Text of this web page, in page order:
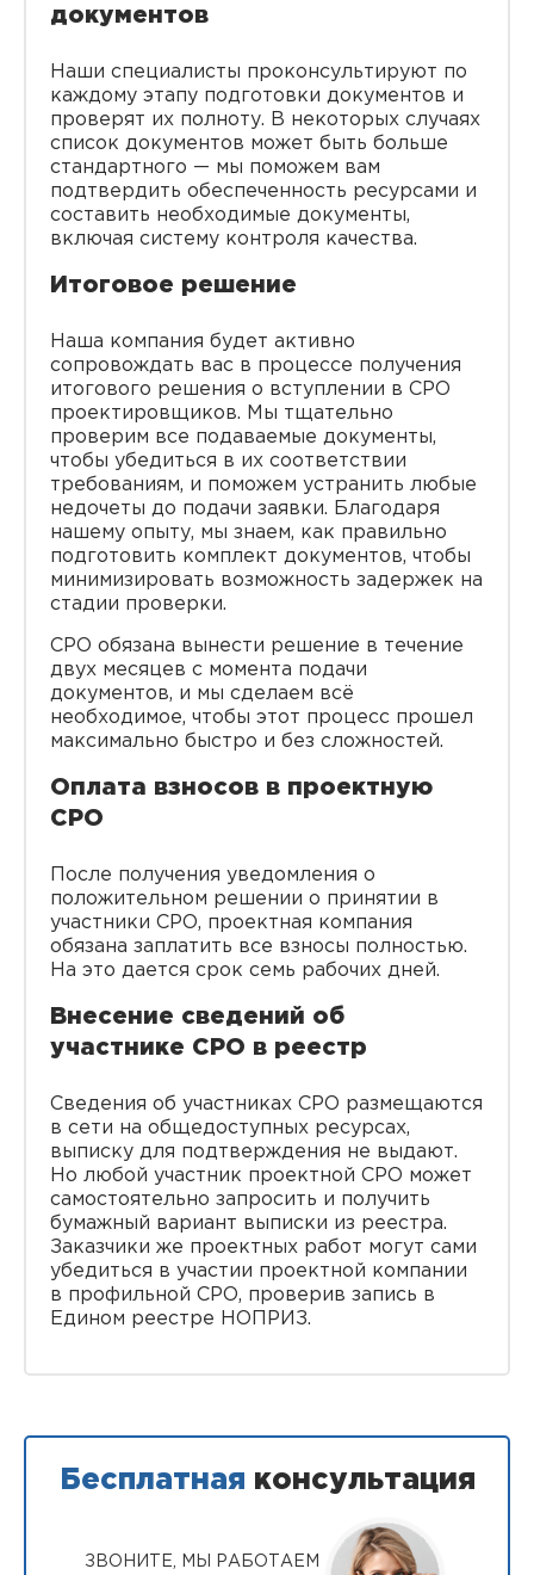
документов
Наши специалисты проконсультируют по
каждому этапу подготовки документов и
проверят их полноту. В некоторых случаях
список документов может быть больше
стандартного — мы поможем вам
подтвердить обеспеченность ресурсами и
составить необходимые документы,
включая систему контроля качества.
Итоговое решение
Наша компания будет активно
сопровождать вас в процессе получения
итогового решения о вступлении в СРО
проектировщиков. Мы тщательно
проверим все подаваемые документы,
чтобы убедиться в их соответствии
требованиям, и поможем устранить любые
недочеты до подачи заявки. Благодаря
нашему опыту, мы знаем, как правильно
подготовить комплект документов, чтобы
минимизировать возможность задержек на
стадии проверки.
СРО обязана вынести решение в течение
двух месяцев с момента подачи
документов, и мы сделаем всё
необходимое, чтобы этот процесс прошел
максимально быстро и без сложностей.
Оплата взносов в проектную
СРО
После получения уведомления о
положительном решении о принятии в
участники СРО, проектная компания
обязана заплатить все взносы полностью.
На это дается срок семь рабочих дней.
Внесение сведений об
участнике СРО в реестр
Сведения об участниках СРО размещаются
в сети на общедоступных ресурсах,
выписку для подтверждения не выдают.
Но любой участник проектной СРО может
самостоятельно запросить и получить
бумажный вариант выписки из реестра.
Заказчики же проектных работ могут сами
убедиться в участии проектной компании
в профильной СРО, проверив запись в
Едином реестре НОПРИЗ.
Бесплатная консультация
ЗВОНИТЕ, МЫ РАБОТАЕМ